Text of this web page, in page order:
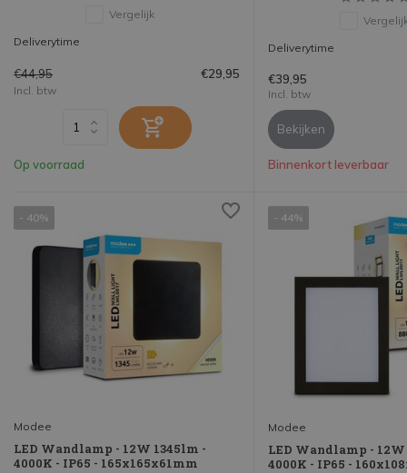
Vergelijk
Deliverytime
€44,95 €29,95
Incl. btw
Op voorraad
Deliverytime
€39,95
Incl. btw
Bekijken
Binnenkort leverbaar
- 40%
Modee
LED Wandlamp - 12W 1345lm -
4000K - IP65 - 165x165x61mm
- 44%
Modee
LED Wandlamp -
4000K - IP65 -